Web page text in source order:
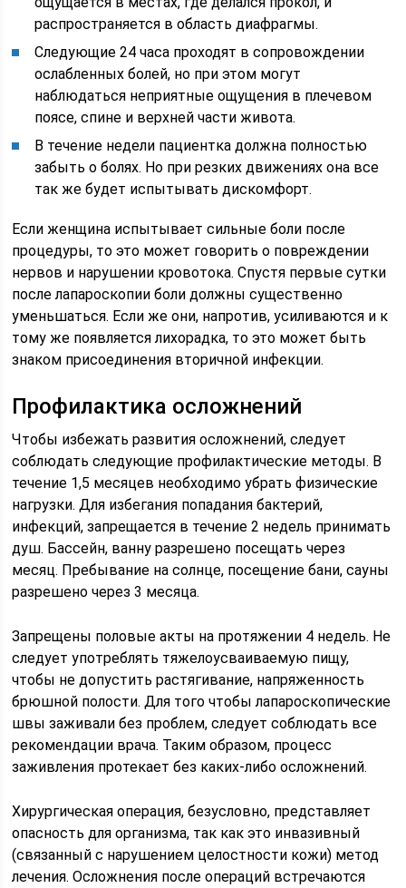
распространяется в область диафрагмы.
Следующие 24 часа проходят в сопровождении
ослабленных болей, но при этом могут
наблюдаться неприятные ощущения в плечевом
поясе, спине и верхней части живота.
В течение недели пациентка должна полностью
забыть о болях. Но при резких движениях она все
так же будет испытывать дискомфорт.
Если женщина испытывает сильные боли после
процедуры, то это может говорить о повреждении
нервов и нарушении кровотока. Спустя первые сутки
после лапароскопии боли должны существенно
уменьшаться. Если же они, напротив, усиливаются и к
тому же появляется лихорадка, то это может быть
знаком присоединения вторичной инфекции.
Профилактика осложнений
Чтобы избежать развития осложнений, следует
соблюдать следующие профилактические методы. В
течение 1,5 месяцев необходимо убрать физические
нагрузки. Для избегания попадания бактерий,
инфекций, запрещается в течение 2 недель принимать
душ. Бассейн, ванну разрешено посещать через
месяц. Пребывание на солнце, посещение бани, сауны
разрешено через 3 месяца.
Запрещены половые акты на протяжении 4 недель. Не
следует употреблять тяжелоусваиваемую пищу,
чтобы не допустить растягивание, напряженность
брюшной полости. Для того чтобы лапароскопические
швы заживали без проблем, следует соблюдать все
рекомендации врача. Таким образом, процесс
заживления протекает без каких-либо осложнений.
Хирургическая операция, безусловно, представляет
опасность для организма, так как это инвазивный
(связанный с нарушением целостности кожи) метод
лечения. Осложнения после операций встречаются